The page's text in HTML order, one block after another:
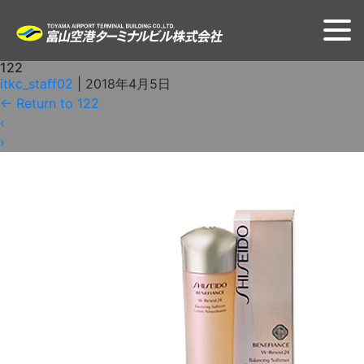
122
itkc_staff02
2018年4月5日
← Return to 122
‹
›